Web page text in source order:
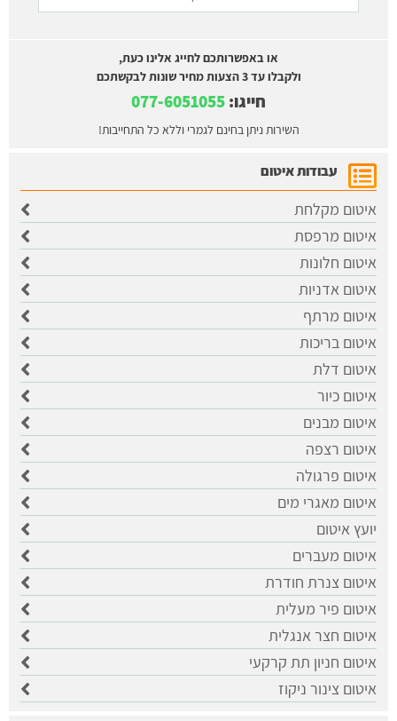
או באפשרותכם לחייג אלינו כעת,
ולקבלו עד 3 הצעות מחיר שונות לבקשתכם
חייגו:
השירות ניתן בחינם לגמרי וללא כל התחייבות!
עבודות איטום
איטום מקלחת
איטום מרפסת
איטום חלונות
איטום אדניות
איטום מרתף
איטום בריכות
איטום דלת
איטום כיור
איטום מבנים
איטום רצפה
איטום פרגולה
איטום מאגרי מים
יועץ איטום
איטום מעברים
איטום צנרת חודרת
איטום פיר מעלית
איטום חצר אנגלית
איטום חניון תת קרקעי
איטום צינור ניקוז